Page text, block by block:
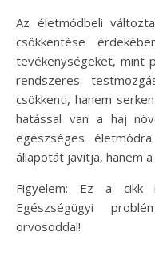
Az életmódbeli
csökkentése
tevékenységeket, mint
rendszeres
csökkenti, hanem
hatással van a haj
egészséges
állapotát javítja, hanem
Figyelem: Ez a cikk
Egészségügyi
orvosoddal!